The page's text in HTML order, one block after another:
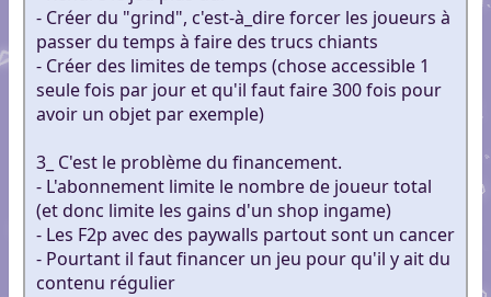
- Créer du "grind", c'est-à_dire forcer les joueurs à
passer du temps à faire des trucs chiants
- Créer des limites de temps (chose accessible 1
seule fois par jour et qu'il faut faire 300 fois pour
avoir un objet par exemple)
3_ C'est le problème du financement.
- L'abonnement limite le nombre de joueur total
(et donc limite les gains d'un shop ingame)
- Les F2p avec des paywalls partout sont un cancer
- Pourtant il faut financer un jeu pour qu'il y ait du
contenu régulier